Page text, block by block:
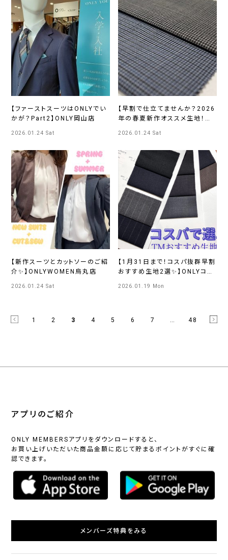
【ファーストスーツはONLYでい
かが？Part2】ONLY岡山店
2026.01.24 Sat
【早割で仕立てませんか？2026
年の春夏新作オススメ生地！③】
2026.01.24 Sat
【新作スーツとカットソーのご紹
介✨】ONLYWOMEN烏丸店
2026.01.24 Sat
【1月31日まで！コスパ抜群早割
おすすめ生地2選✨】ONLYコレ
2026.01.19 Mon
1 2 3 4 5 6 7 … 48
アプリのご紹介
ONLY MEMBERSアプリをダウンロードすると、
お買い上げいただいた商品金額に応じて貯まるポイントがすぐに確
認できます。
メンバーズ特典をみる